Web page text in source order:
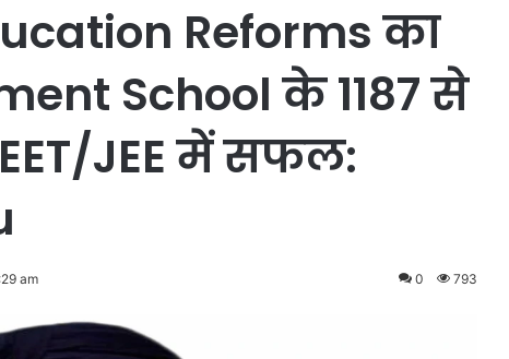
Reforms का
School के 1187 से
JEE में सफल:
am 0 793